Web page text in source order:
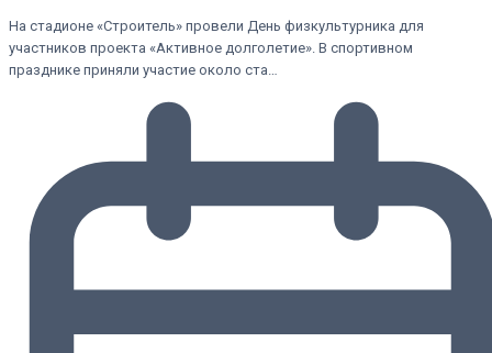
На стадионе «Строитель» провели День физкультурника для
участников проекта «Активное долголетие». В спортивном
празднике приняли участие около ста…